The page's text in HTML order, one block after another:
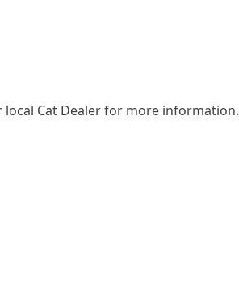
Cat Dealer for more information.